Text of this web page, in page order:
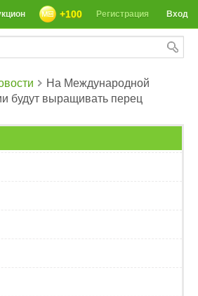
Вход
Регистрация
+100
На Международной
будут выращивать перец